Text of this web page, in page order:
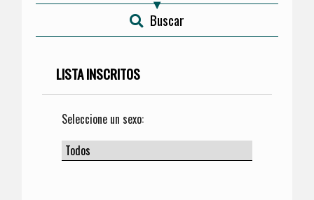
Buscar
LISTA INSCRITOS
Seleccione un sexo: